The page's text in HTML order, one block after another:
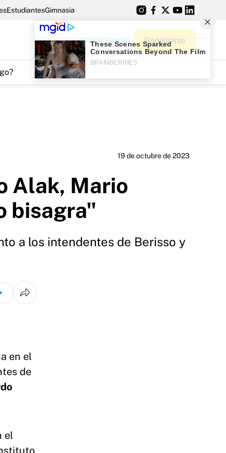
EstudiantesGimnasia
Iniciar Sesión Registrarse
19 de octubre de 2023
Alak, Mario
bisagra"
a los intendentes de Berisso y
en el
de
el